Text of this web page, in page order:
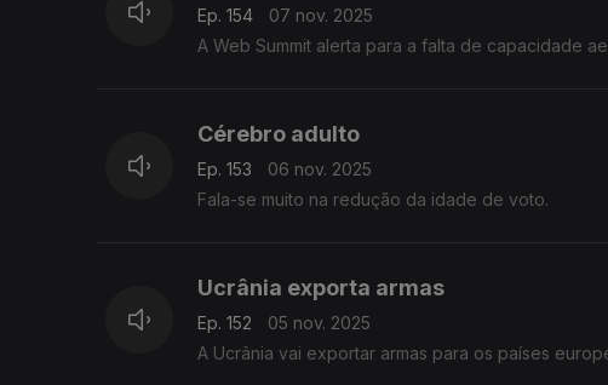
Ep. 154
07 nov. 2025
A Web Summit alerta para a falta de capacidade
Cérebro adulto
Ep. 153
06 nov. 2025
Fala-se muito na redução da idade de voto.
Ucrânia exporta armas
Ep. 152
05 nov. 2025
A Ucrânia vai exportar armas para os países